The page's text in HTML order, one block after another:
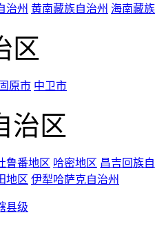
治州 黄南藏族自治州 海南藏
区
固原市 中卫市
治区
鲁番地区 哈密地区 昌吉回族
地区 伊犁哈萨克自治州
县级